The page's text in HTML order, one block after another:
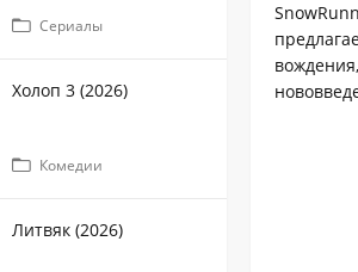
Сериалы
Холоп 3 (2026)
Комедии
Литвяк (2026)